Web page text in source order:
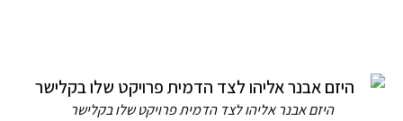
היזם אבנר אליהו לצד הדמית פרויקט שלו בקלישר